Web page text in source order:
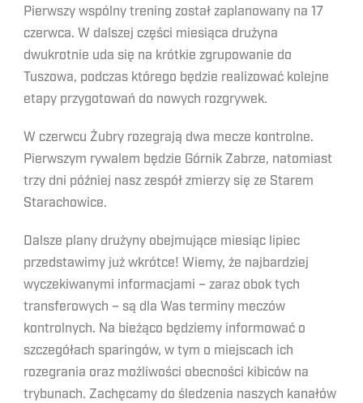
Pierwszy wspólny trening został zaplanowany na 17
czerwca. W dalszej części miesiąca drużyna
dwukrotnie uda się na krótkie zgrupowanie do
Tuszowa, podczas którego będzie realizować kolejne
etapy przygotowań do nowych rozgrywek.
W czerwcu Żubry rozegrają dwa mecze kontrolne.
Pierwszym rywalem będzie Górnik Zabrze, natomiast
trzy dni później nasz zespół zmierzy się ze Starem
Starachowice.
Dalsze plany drużyny obejmujące miesiąc lipiec
przedstawimy już wkrótce! Wiemy, że najbardziej
wyczekiwanymi informacjami – zaraz obok tych
transferowych – są dla Was terminy meczów
kontrolnych. Na bieżąco będziemy informować o
szczegółach sparingów, w tym o miejscach ich
rozegrania oraz możliwości obecności kibiców na
trybunach. Zachęcamy do śledzenia naszych kanałów